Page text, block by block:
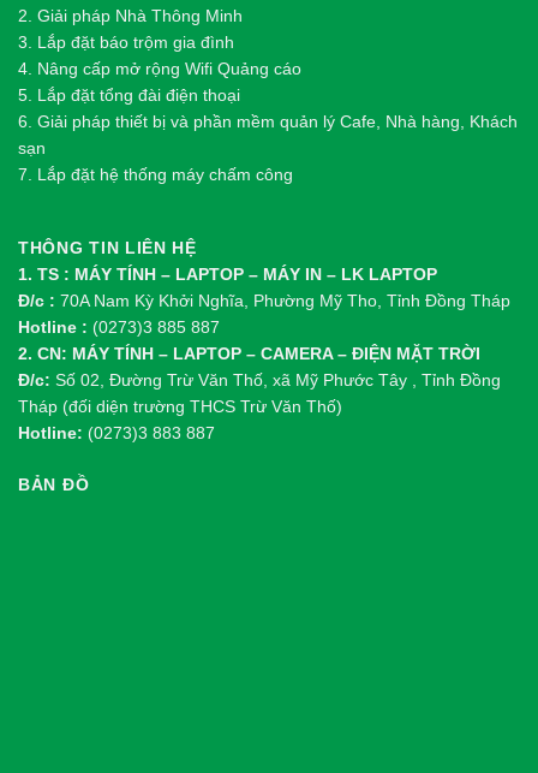
2. Giải pháp Nhà Thông Minh
3. Lắp đặt báo trộm gia đình
4. Nâng cấp mở rộng Wifi Quảng cáo
5. Lắp đặt tổng đài điện thoại
6. Giải pháp thiết bị và phần mềm quản lý Cafe, Nhà hàng, Khách
sạn
7. Lắp đặt hệ thống máy chấm công
THÔNG TIN LIÊN HỆ
1. TS : MÁY TÍNH – LAPTOP – MÁY IN – LK LAPTOP
Đ/c : 70A Nam Kỳ Khởi Nghĩa, Phường Mỹ Tho, Tỉnh Đồng Tháp
Hotline : (0273)3 885 887
2. CN: MÁY TÍNH – LAPTOP – CAMERA – ĐIỆN MẶT TRỜI
Đ/c: Số 02, Đường Trừ Văn Thố, xã Mỹ Phước Tây , Tỉnh Đồng
Tháp (đối diện trường THCS Trừ Văn Thố)
Hotline: (0273)3 883 887
BẢN ĐỒ